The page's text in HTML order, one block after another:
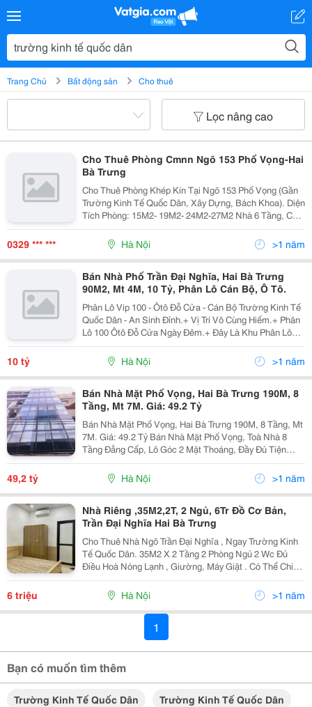
Trang Chủ Bất động sản Cho thuê
Lọc nâng cao
Cho Thuê Phòng Cmnn Ngõ 153 Phố Vọng-Hai
Bà Trưng
Cho Thuê Phòng Khép Kín Tại Ngõ 153 Phố Vọng (Gần
Trường Kinh Tế Quốc Dân, Xây Dựng, Bách Khoa). Diện
Tích Phòng: 15M2- 19M2- 24M2-27M2 Nhà 6 Tầng, Có
Chỗ Nấu Ăn, Có Chỗ Phơi Đồ, Để Xe Dưới Tầng 1 An
Toàn Rộng Rãi, An Ninh Tốt,... - Vị Trí: Gần Với...
0329 *** *** Hà Nội >1 năm
Bán Nhà Phố Trần Đại Nghĩa, Hai Bà Trưng
90M2, Mt 4M, 10 Tỷ, Phân Lô Cán Bộ, Ô Tô.
Phân Lô Vip 100 - Ôtô Đỗ Cửa - Cán Bộ Trường Kinh Tế
Quốc Dân - An Sinh Đỉnh.+ Vị Trí Vô Cùng Hiếm.+ Phân
Lô 100 Ôtô Đỗ Cửa Ngày Đêm.+ Đây Là Khu Phân Lô
Dành Riêng Cho Cán Bộ Trường Đại Học Kinh Tế Quốc
Dân, Vô Cùng Uy Tín.+ Nhà Để Sân Thoáng Trước...
10 tỷ Hà Nội >1 năm
Bán Nhà Mặt Phố Vọng, Hai Bà Trưng 190M, 8
Tầng, Mt 7M. Giá: 49.2 Tỷ
Bán Nhà Mặt Phố Vọng, Hai Bà Trưng 190M, 8 Tầng, Mt
7M. Giá: 49.2 Tỷ Bán Nhà Mặt Phố Vọng, Toà Nhà 8
Tầng Đẳng Cấp, Lô Góc 2 Mặt Thoáng, Đầy Đủ Tiện
Nghi, Hiệu Xuất Cho Thuê 200Tr/ Tháng. Phố Vọng Gần
Các Trường Kinh Tế Quốc Dân, Bách Khoa, Xây...
49,2 tỷ Hà Nội >1 năm
Nhà Riêng ,35M2,2T, 2 Ngủ, 6Tr Đồ Cơ Bản,
Trần Đại Nghĩa Hai Bà Trưng
Cho Thuê Nhà Ngõ Trần Đại Nghĩa , Ngay Trường Kinh
Tế Quốc Dân. 35M2 X 2 Tầng 2 Phòng Ngủ 2 Wc Đủ
Điều Hoà Nóng Lạnh , Giường, Máy Giặt . Có Thể Chia 2
Hộ Trên Và Dưới. Ở Ghép Đc 8 Người. Giá : 6Tr/ Th.
Liên Hệ Em Xem Nhà : *** ( Mtg ) Nhấn Để...
6 triệu Hà Nội >1 năm
1
Bạn có muốn tìm thêm
Trường Kinh Tế Quốc Dân
Trường Kinh Tế Quốc Dân